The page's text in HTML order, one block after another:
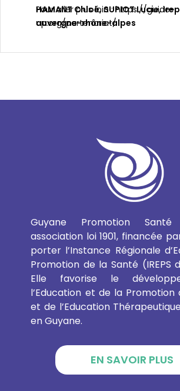
HAMANT Chloé, SUPIOT Lucie,
auvergne-rhône-alpes
Pour aller plus loin : https://guide-
up.org/partenariat/
Guyane Promotion
association loi 1901, financée
porter l’Instance Régionale
Promotion de la Santé (IREPS
Elle favorise le
l’Education et de la Promotion
et de l’Education
en Guyane.
EN SAVOIR PLUS